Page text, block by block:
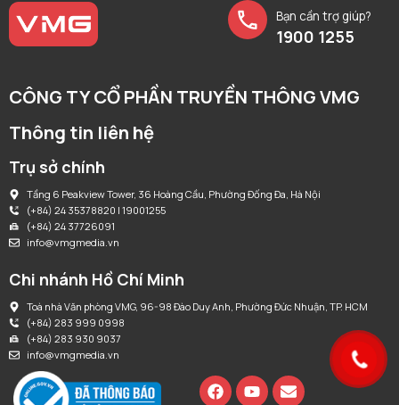
Bạn cần trợ giúp?
1900 1255
CÔNG TY CỔ PHẦN TRUYỀN THÔNG VMG
Thông tin liên hệ
Trụ sở chính
Tầng 6 Peakview Tower, 36 Hoàng Cầu, Phường Đống Đa, Hà Nội
(+84) 24 35378820 | 19001255
(+84) 24 37726091
info@vmgmedia.vn
Chi nhánh Hồ Chí Minh
Toà nhà Văn phòng VMG, 96-98 Đào Duy Anh, Phường Đức Nhuận, TP. HCM
(+84) 283 999 0998
(+84) 283 930 9037
info@vmgmedia.vn